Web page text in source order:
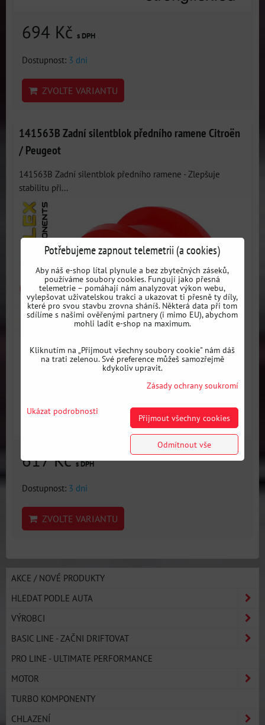
694 Kč s DPH
Dostupnost: 3 dni
ZVOLTE VARIANTU
141563B Zadní silentblok předního ramene Citroën
/ Peugeot
141563B Zadní silentblok předního ramene - Zlepšuje
stabilitu při...
617 Kčs DPH
Dostupnost: 3 dni
ZVOLTE VARIANTU
AKCE / NOVÉ PRODUKTY
HLEDAT PODLE AUTA
VÝROBCI
BASIC LINE - ZAČNI DRIFTOVAT
PRO LINE - ULTIMATE PERFORMANCE
MOTOR
TURBO KOMPONENTY
CHLAZENÍ
Potřebujeme zapnout telemetrii (a cookies)
Aby náš e-shop lítal plynule a bez zbytečných záseků,
používáme soubory cookies. Fungují jako přesná
telemetrie – pomáhají nám analyzovat výkon webu,
vylepšovat uživatelskou trakci a ukazovat ti přesně ty díly,
které pro svou stavbu zrovna sháníš. Některá data při tom
sdílíme s našimi ověřenými partnery (i mimo EU), abychom
mohli ladit e-shop na maximum.
Kliknutím na „Přijmout všechny soubory cookie" nám dáš
na trati zelenou. Své preference můžeš samozřejmě
kdykoliv upravit.
Zásady ochrany soukromí
Ukázat podrobnosti
Přijmout všechny cookies
Odmítnout vše